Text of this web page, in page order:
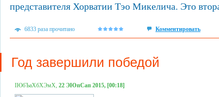
представителя Хорватии Тэо Микелича. Это
6833 раза прочитано Комментировать
Год завершили победой
ІЮбЪаХбХЭмХ, 22 ЭЮпСап 2015, [00:18]